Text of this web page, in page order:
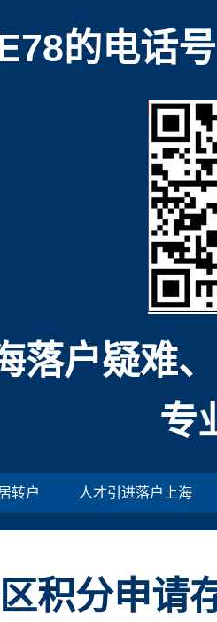
的电话
落户疑难
专
转户 人才引进落户上海
积分申请